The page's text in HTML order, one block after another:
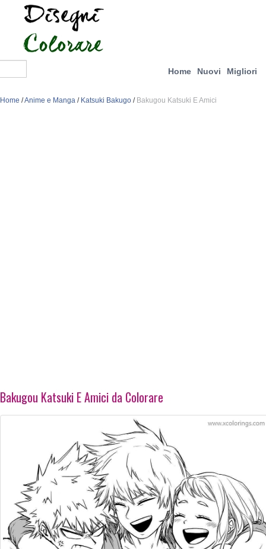
Home Nuovi Migliori
Home /Anime e Manga / Katsuki Bakugo / Bakugou Katsuki E Amici
Bakugou Katsuki E Amici da Colorare